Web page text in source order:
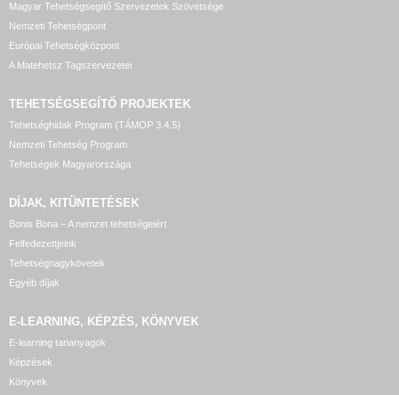
Magyar Tehetségsegítő Szervezetek Szövetsége
Nemzeti Tehetségpont
Európai Tehetségközpont
A Matehetsz Tagszervezetei
TEHETSÉGSEGÍTŐ PROJEKTEK
Tehetséghidak Program (TÁMOP 3.4.5)
Nemzeti Tehetség Program
Tehetségek Magyarországa
DÍJAK, KITÜNTETÉSEK
Bonis Bona – A nemzet tehetségeiért
Felfedezettjeink
Tehetségnagykövetek
Egyéb díjak
E-LEARNING, KÉPZÉS, KÖNYVEK
E-learning tananyagok
Képzések
Könyvek